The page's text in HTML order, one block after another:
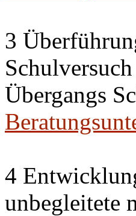
3
Übergangs
4
unbegleitete